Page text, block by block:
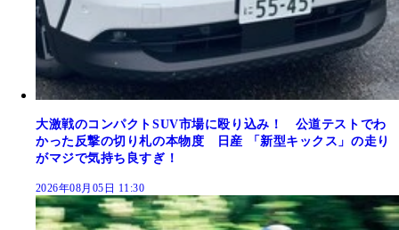
大激戦のコンパクトSUV市場に殴り込み！ 公道テストでわ
かった反撃の切り札の本物度 日産 「新型キックス」の走り
がマジで気持ち良すぎ！
2026年08月05日 11:30